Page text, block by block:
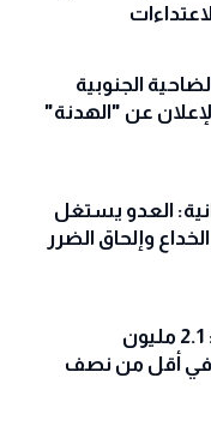
الجنوبية
عن "الهدنة"
العدو يستغل
وإلحاق الضرر
متحدث الأمم المتحدة: 2.1 مليون
أقل من نصف